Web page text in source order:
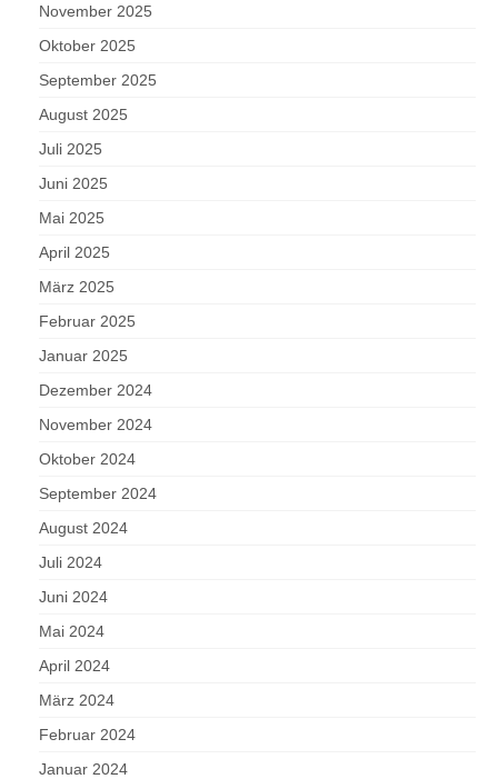
November 2025
Oktober 2025
September 2025
August 2025
Juli 2025
Juni 2025
Mai 2025
April 2025
März 2025
Februar 2025
Januar 2025
Dezember 2024
November 2024
Oktober 2024
September 2024
August 2024
Juli 2024
Juni 2024
Mai 2024
April 2024
März 2024
Februar 2024
Januar 2024